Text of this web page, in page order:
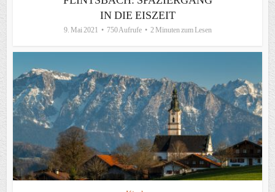
IN DIE EISZEIT
9. Mai 2021 750 Aufrufe 2 Minuten zum Lesen